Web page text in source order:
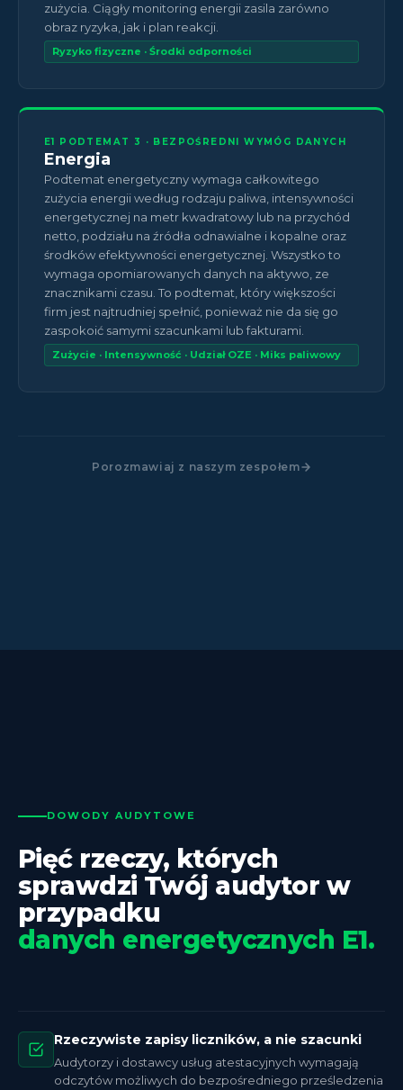
zużycia. Ciągły monitoring energii zasila zarówno
obraz ryzyka, jak i plan reakcji.
Ryzyko fizyczne · Środki odporności
E1 PODTEMAT 3 · BEZPOŚREDNI WYMÓG DANYCH
Energia
Podtemat energetyczny wymaga całkowitego
zużycia energii według rodzaju paliwa, intensywności
energetycznej na metr kwadratowy lub na przychód
netto, podziału na źródła odnawialne i kopalne oraz
środków efektywności energetycznej. Wszystko to
wymaga opomiarowanych danych na aktywo, ze
znacznikami czasu. To podtemat, który większości
firm jest najtrudniej spełnić, ponieważ nie da się go
zaspokoić samymi szacunkami lub fakturami.
Zużycie · Intensywność · Udział OZE · Miks paliwowy
Porozmawiaj z naszym zespołem
DOWODY AUDYTOWE
Pięć rzeczy, których
sprawdzi Twój audytor w
przypadku
danych energetycznych E1.
Rzeczywiste zapisy liczników, a nie szacunki
Audytorzy i dostawcy usług atestacyjnych wymagają
odczytów możliwych do bezpośredniego prześledzenia